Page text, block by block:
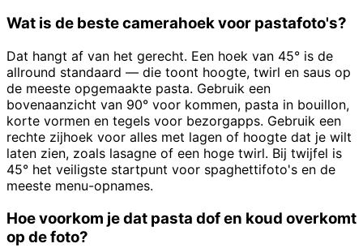
Wat is de beste camerahoek voor pastafoto's?
Dat hangt af van het gerecht. Een hoek van 45° is de
allround standaard — die toont hoogte, twirl en saus op
de meeste opgemaakte pasta. Gebruik een
bovenaanzicht van 90° voor kommen, pasta in bouillon,
korte vormen en tegels voor bezorgapps. Gebruik een
rechte zijhoek voor alles met lagen of hoogte dat je wilt
laten zien, zoals lasagne of een hoge twirl. Bij twijfel is
45° het veiligste startpunt voor spaghettifoto's en de
meeste menu-opnames.
Hoe voorkom je dat pasta dof en koud overkomt
op de foto?